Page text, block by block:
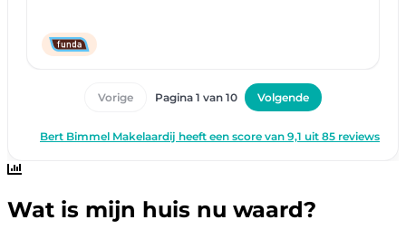
Wat is mijn huis nu waard?